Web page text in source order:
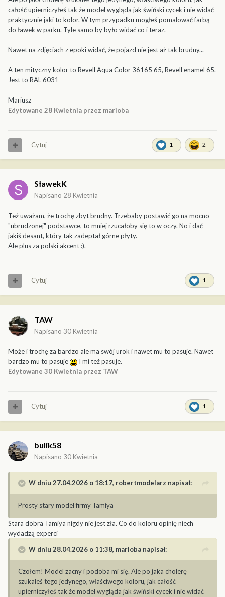
całość upierniczyłeś tak że model wygląda jak świński cycek i nie widać
praktycznie jaki to kolor. W tym przypadku mogłeś pomalować farbą
do ławek w parku. Tyle samo by było widać co i teraz.
Nawet na zdjęciach z epoki widać, że pojazd nie jest aż tak brudny...
A ten mityczny kolor to Revell Aqua Color 36165 65, Revell enamel 65.
Jest to RAL 6031
Mariusz
Edytowane 28 Kwietnia przez marioba
1 2
Cytuj
SławekK
Napisano 28 Kwietnia
Też uważam, że trochę zbyt brudny. Trzebaby postawić go na mocno
"ubrudzonej" podstawce, to mniej rzucałoby się to w oczy. No i dać
jakiś desant, który tak zadeptał górne płyty.
Ale plus za polski akcent :).
1
Cytuj
TAW
Napisano 30 Kwietnia
Może i trochę za bardzo ale ma swój urok i nawet mu to pasuje. Nawet
bardzo mu to pasuje
I mi też pasuje.
Edytowane 30 Kwietnia przez TAW
1
Cytuj
bulik58
Napisano 30 Kwietnia
W dniu 27.04.2026 o 18:17, robertmodelarz napisał:
Prosty stary model firmy Tamiya
Stara dobra Tamiya nigdy nie jest zła. Co do koloru opinię niech
wydadzą experci
W dniu 28.04.2026 o 11:38, marioba napisał:
Czołem! Model zacny i podoba mi się. Ale po jaka cholerę
szukaleś tego jedynego, właściwego koloru, jak całość
upierniczyłeś tak że model wygląda jak świński cycek i nie widać